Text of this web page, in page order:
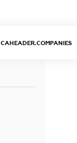
CAHEADER.COMPANIES